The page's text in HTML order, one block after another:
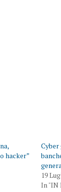
hacker”
Cyber
19
In "IN